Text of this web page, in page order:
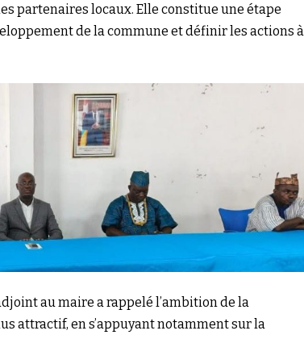
partenaires locaux. Elle constitue une étape
de la commune et définir les actions à
au maire a rappelé l’ambition de la
attractif, en s’appuyant notamment sur la